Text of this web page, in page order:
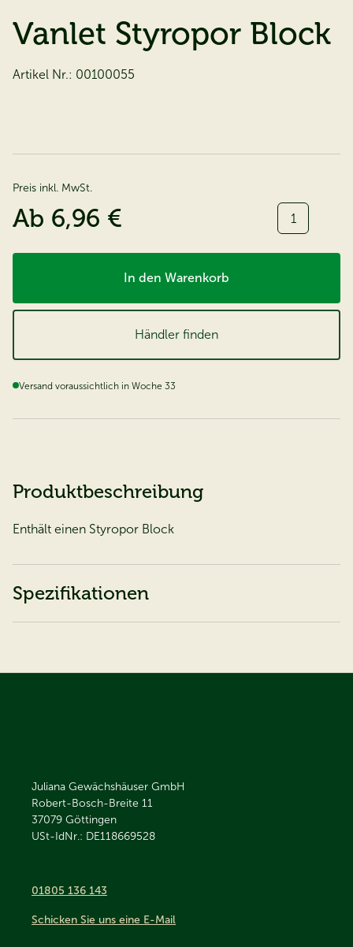
Vanlet Styropor Block
Artikel Nr.: 00100055
Preis inkl. MwSt.
Ab 6,96 € Menge:
In den Warenkorb
Händler finden
Versand voraussichtlich in Woche 33
Produktbeschreibung
Enthält einen Styropor Block
Spezifikationen
Juliana Gewächshäuser GmbH
Robert-Bosch-Breite 11
37079 Göttingen
USt-IdNr.: DE118669528
01805 136 143
Schicken Sie uns eine E-Mail